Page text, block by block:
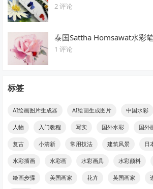
2 评论
泰国Sattha Homsawat水彩
1 评论
标签
AI绘画图片生成器 AI绘画生成图片 中国水彩
人物 入门教程 写实 国外水彩 国外
复古 小清新 常用技法 建筑风景 日
水彩插画 水彩画 水彩画具 水彩颜料
绘画步骤 美国画家 花卉 英国画家